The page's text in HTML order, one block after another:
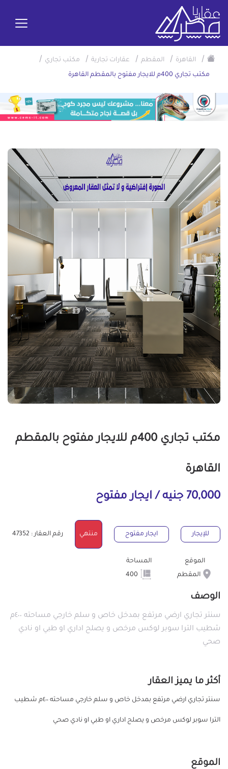
/ القاهرة / المقطم / عقارات تجارية / مكتب تجاري /
مكتب تجاري 400م للايجار مفتوح بالمقطم القاهرة
مكتب تجاري 400م للايجار مفتوح بالمقطم
القاهرة
70,000 جنيه / ايجار مفتوح
للإيجار ايجار مفتوح منتهي رقم العقار : 47352
الموقع
المقطم
المساحة
الوصف
سنتر تجاري ارضي مرتفع بمدخل خاص و سلم خارجي مساحته ٤٠٠م
شطيب الترا سوبر لوكس مرخص و يصلح اداري او طبي او نادي
صحي
أكثر ما يميز العقار
سنتر تجاري ارضي مرتفع بمدخل خاص و سلم خارجي مساحته ٤٠٠م شطيب
الترا سوبر لوكس مرخص و يصلح اداري او طبي او نادي صحي
الموقع